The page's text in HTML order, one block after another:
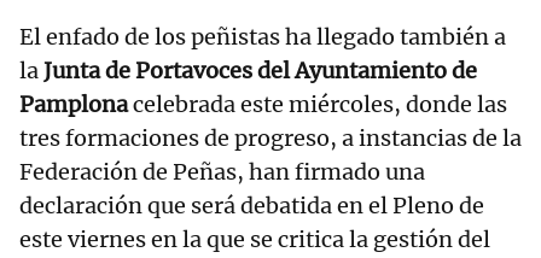
El enfado de los peñistas ha llegado también a
laJunta de Portavoces del Ayuntamiento de
Pamplonacelebrada este miércoles, donde las
tres formaciones de progreso, a instancias de la
Federación de Peñas, han firmado una
declaración que será debatida en el Pleno de
este viernes en la que se critica la gestión del